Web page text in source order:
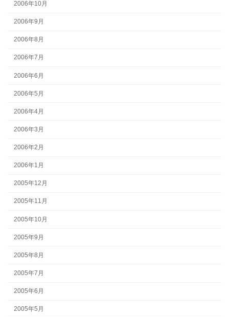
2006年10月
2006年9月
2006年8月
2006年7月
2006年6月
2006年5月
2006年4月
2006年3月
2006年2月
2006年1月
2005年12月
2005年11月
2005年10月
2005年9月
2005年8月
2005年7月
2005年6月
2005年5月